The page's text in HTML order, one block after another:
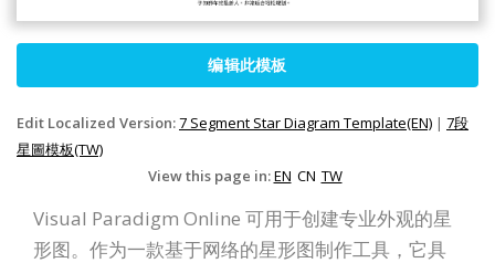
编辑此模板
Edit Localized Version:7 Segment Star Diagram Template(EN) | 7段
星圖模板(TW)
View this page in:EN CN TW
Visual Paradigm Online 可用于创建专业外观的星
形图。作为一款基于网络的星形图制作工具，它具